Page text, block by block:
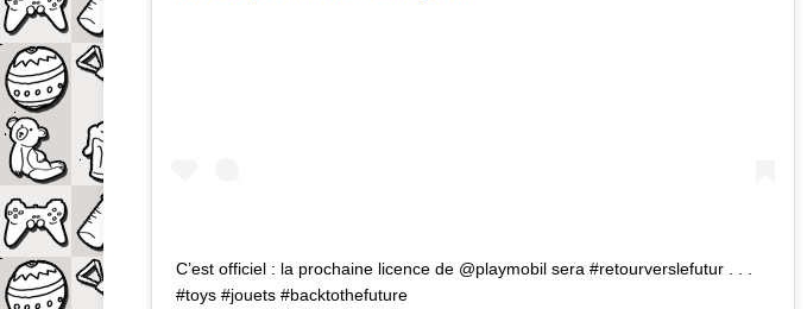
C’est officiel : la prochaine licence de @playmobil sera #retourverslefutur . . .
#toys #jouets #backtothefuture